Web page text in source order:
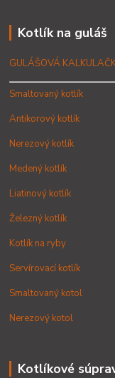
Kotlík na guláš
GULÁŠOVÁ
Smaltovaný kotlík
Antikorový kotlík
Nerezový kotlík
Medený kotlík
Liatinový kotlík
Železný kotlík
Kotlík na ryby
Servírovací kotlík
Smaltovaný kotol
Nerezový kotol
Kotlíkové